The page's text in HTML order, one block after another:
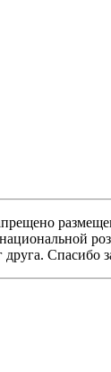
друга. Спасибо